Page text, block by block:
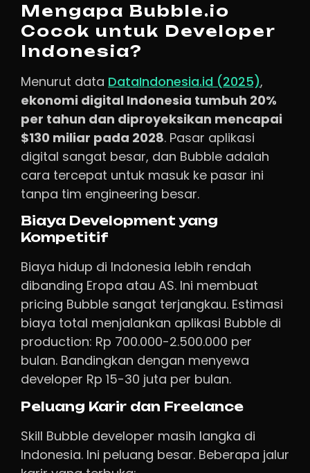
Mengapa Bubble.io
Cocok untuk Developer
Indonesia?
Menurut data DataIndonesia.id (2025),
ekonomi digital Indonesia tumbuh 20%
per tahun dan diproyeksikan mencapai
$130 miliar pada 2028. Pasar aplikasi
digital sangat besar, dan Bubble adalah
cara tercepat untuk masuk ke pasar ini
tanpa tim engineering besar.
Biaya Development yang
Kompetitif
Biaya hidup di Indonesia lebih rendah
dibanding Eropa atau AS. Ini membuat
pricing Bubble sangat terjangkau. Estimasi
biaya total menjalankan aplikasi Bubble di
production: Rp 700.000-2.500.000 per
bulan. Bandingkan dengan menyewa
developer Rp 15-30 juta per bulan.
Peluang Karir dan Freelance
Skill Bubble developer masih langka di
Indonesia. Ini peluang besar. Beberapa jalur